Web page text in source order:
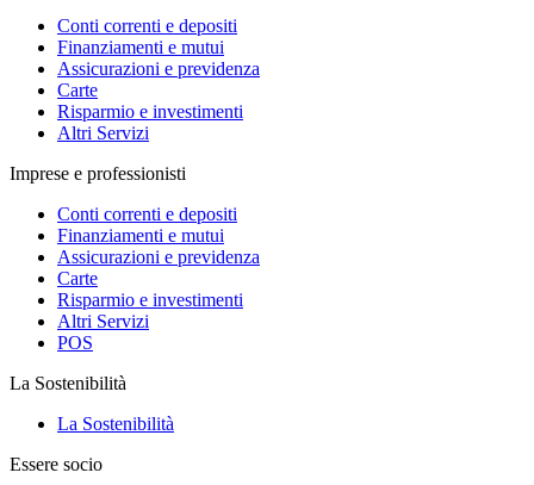
Conti correnti e depositi
Finanziamenti e mutui
Assicurazioni e previdenza
Carte
Risparmio e investimenti
Altri Servizi
Imprese e professionisti
Conti correnti e depositi
Finanziamenti e mutui
Assicurazioni e previdenza
Carte
Risparmio e investimenti
Altri Servizi
POS
La Sostenibilità
La Sostenibilità
Essere socio